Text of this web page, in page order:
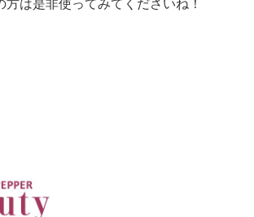
方は是非使ってみてくださいね！